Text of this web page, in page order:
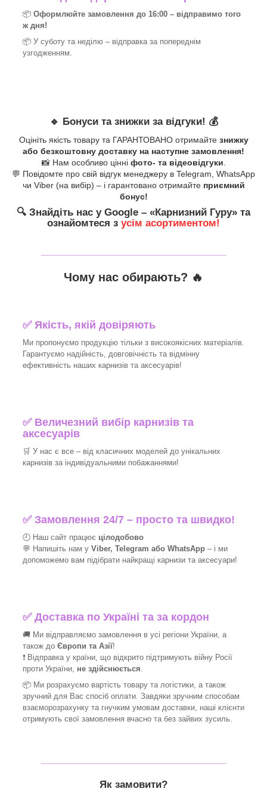
📦 Оформлюйте замовлення до 16:00 – відправимо того
ж дня!
📦 У суботу та неділю – відправка за попереднім
узгодженням.
🔹 Бонуси та знижки за відгуки! 💰
Оцініть якість товару та ГАРАНТОВАНО отримайте знижку
або безкоштовну доставку на наступне замовлення!
📸 Нам особливо цінні фото- та відеовідгуки.
💬 Повідомте про свій відгук менеджеру в Telegram, WhatsApp
чи Viber (на вибір) – і гарантовано отримайте приємний
бонус!
🔍 Знайдіть нас у Google – «Карнизний Гуру» та
ознайомтеся з усім асортиментом!
Чому нас обирають? 🔥
✅Якість, якій довіряють
Ми пропонуємо продукцію тільки з високоякісних матеріалів.
Гарантуємо надійність, довговічність та відмінну
ефективність наших карнизів та аксесуарів!
✅ Величезний вибір карнизів та
аксесуарів
🛒 У нас є все – від класичних моделей до унікальних
карнизів за індивідуальними побажаннями!
✅Замовлення 24/7 – просто та швидко!
🕘 Наш сайт працює цілодобово
💬 Напишіть нам у Viber, Telegram або WhatsApp – і ми
допоможемо вам підібрати найкращі карнизи та аксесуари!
✅Доставка по Україні та за кордон
🚚 Ми відправляємо замовлення в усі регіони України, а
також до Європи та Азії!
❗ Відправка у країни, що відкрито підтримують війну Росії
проти України, не здійснюється
📦 Ми розрахуємо вартість товару та логістики, а також
зручний для Вас спосіб оплати. Завдяки зручним способам
взаєморозрахунку та гнучким умовам доставки, наші клієнти
отримують свої замовлення вчасно та без зайвих зусиль.
Як замовити?